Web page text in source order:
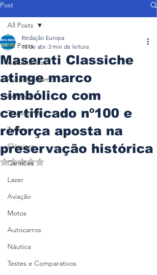
Post
All Posts
Automóveis
Automobilismo
Ferrovia
Transporte
Turismo
Clássicos
Camiões
Lazer
Aviação
Motos
Autocarros
Náutica
Testes e Comparativos
All Posts
Maserati Classiche
atinge marco
simbólico com
certificado nº100 e
reforça aposta na
preservação histórica
Redação Europa
15 de abr. 3 min de leitura
Avaliado com NaN de 5 estrelas.